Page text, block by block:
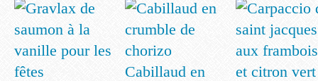
Cabillaud en